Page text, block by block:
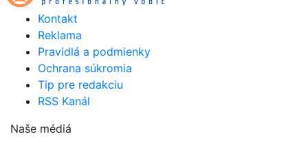
Kontakt
Reklama
Pravidlá a podmienky
Ochrana súkromia
Tip pre redakciu
RSS Kanál
Naše médiá